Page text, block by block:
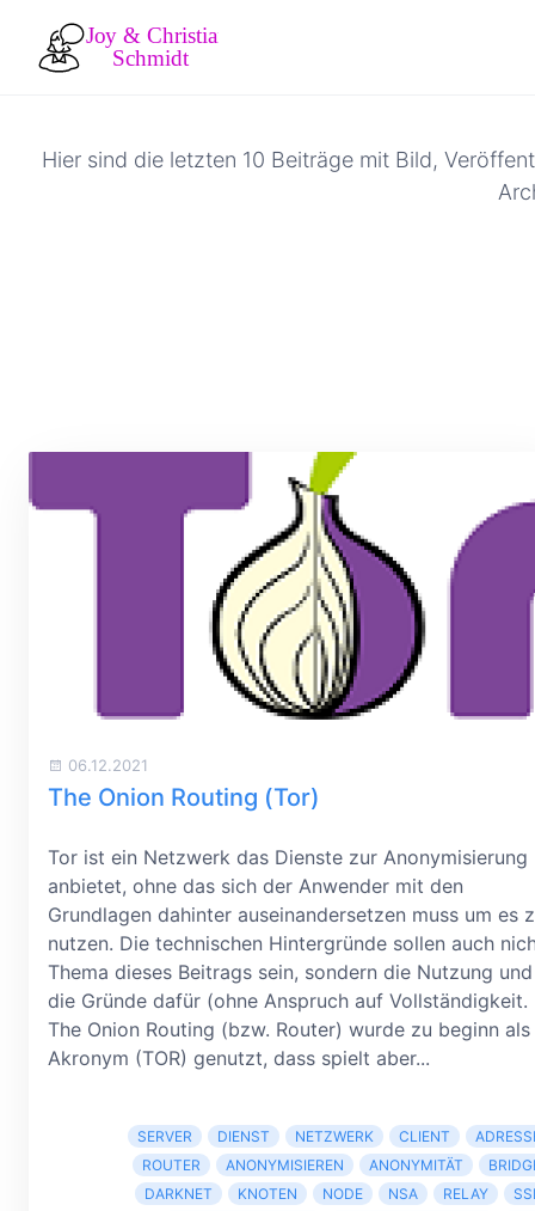
Hier sind die letzten 10 Beiträge mit Bild,
06.12.2021
The Onion Routing (Tor)
Tor ist ein Netzwerk das Dienste zur Anonymisierung
anbietet, ohne das sich der Anwender mit den
Grundlagen dahinter auseinandersetzen muss um es
nutzen. Die technischen Hintergründe sollen auch
Thema dieses Beitrags sein, sondern die Nutzung und
die Gründe dafür (ohne Anspruch auf Vollständigkeit.
The Onion Routing (bzw. Router) wurde zu beginn als
Akronym (TOR) genutzt, dass spielt aber...
SERVER DIENST NETZWERK CLIENT
ROUTER
ANONYMISIEREN ANONYMITÄT
DARKNET
KNOTEN NODE NSA RELAY
SSL